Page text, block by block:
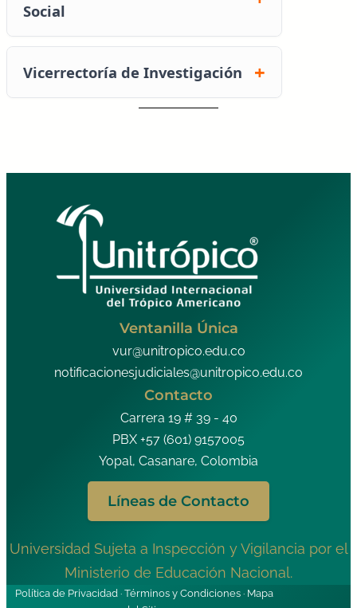
Social
Vicerrectoría de Investigación
Ventanilla Única
vur@unitropico.edu.co
notificacionesjudiciales@unitropico.edu.co
Contacto
Carrera 19 # 39 - 40
PBX +57 (601) 9157005
Yopal, Casanare, Colombia
Líneas de Contacto
Universidad Sujeta a Inspección y Vigilancia por el
Ministerio de Educación Nacional.
Política de Privacidad · Términos y Condiciones · Mapa